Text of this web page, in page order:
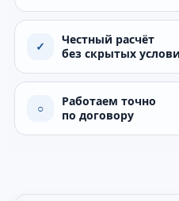
✓
Честный расчёт
без скрытых
○
Работаем точно
по договору